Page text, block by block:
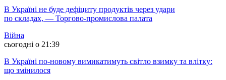
В Україні не буде дефіциту продуктів через удари
по складах, — Торгово-промислова палата
Війна
сьогодні о 21:39
В Україні по-новому вимикатимуть світло взимку та влітку:
що змінилося